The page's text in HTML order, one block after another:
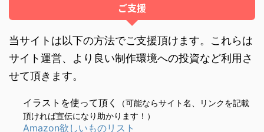
ご支援
当サイトは以下の方法でご支援頂けます。これらは
サイト運営、より良い制作環境への投資など利用さ
せて頂きます。
イラストを使って頂く
（可能ならサイト名、リンクを記載
頂ければ宣伝になり助かります！）
Amazon欲しいものリスト